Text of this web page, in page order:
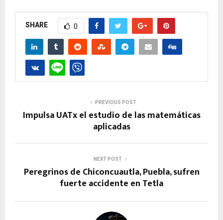
SHARE 0
PREVIOUS POST
Impulsa UATx el estudio de las matemáticas
aplicadas
NEXT POST
Peregrinos de Chiconcuautla, Puebla, sufren
fuerte accidente en Tetla